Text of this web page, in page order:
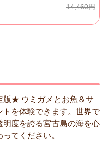
14,460円
★ ウミガメとお魚＆サ
トを体験できます。世界で
明度を誇る宮古島の海を心
てください。